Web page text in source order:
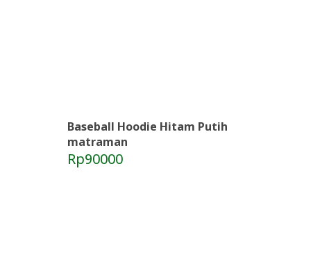
Baseball Hoodie Hitam Putih
matraman
Rp90000